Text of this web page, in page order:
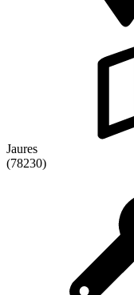
Jaures
(78230)